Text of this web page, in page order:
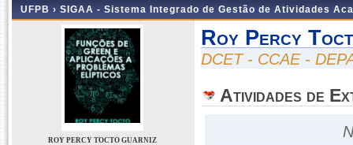
UFPB › SIGAA - Sistema Integrado de Gestão de Atividades
ROY PERCY TOCTO GUARNIZ
Roy Percy
DCET - CCAE -
Atividades de